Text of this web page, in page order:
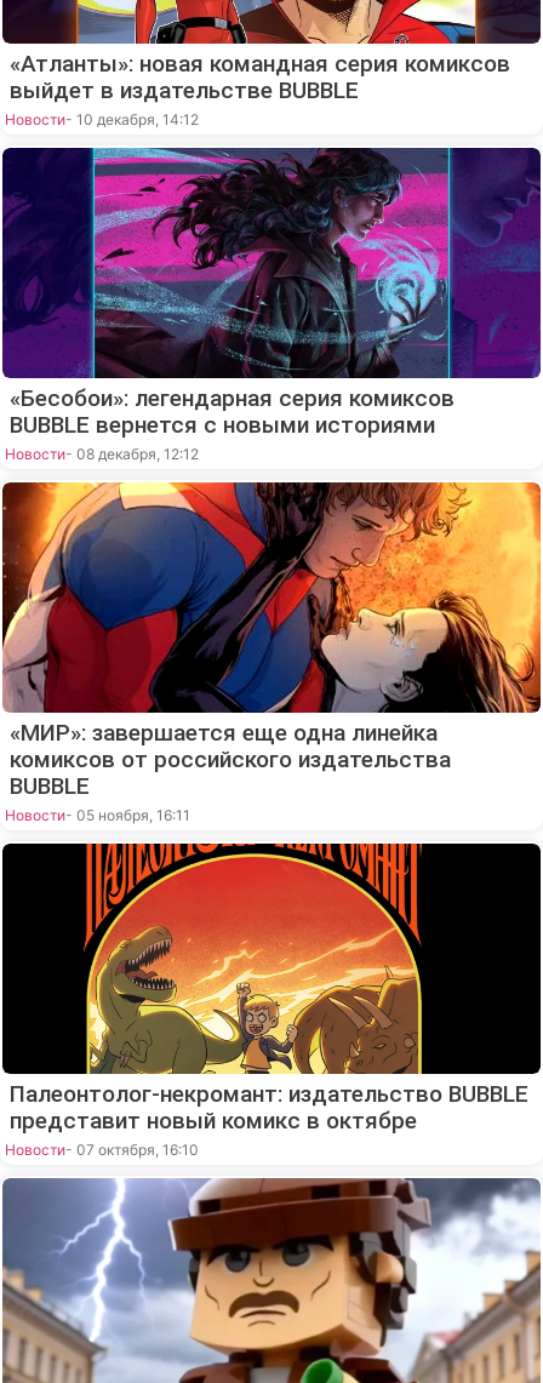
«Атланты»: новая командная серия комиксов
выйдет в издательстве BUBBLE
Новости- 10 декабря, 14:12
«Бесобои»: легендарная серия комиксов
BUBBLE вернется с новыми историями
Новости- 08 декабря, 12:12
«МИР»: завершается еще одна линейка
комиксов от российского издательства
BUBBLE
Новости- 05 ноября, 16:11
Палеонтолог-некромант: издательство BUBBLE
представит новый комикс в октябре
Новости- 07 октября, 16:10